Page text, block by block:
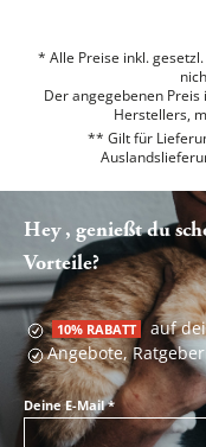
* Alle Preise inkl.
Der angegebenen
Herstellers,
** Gilt für
Hey , genießt du
Vorteile?
10% RABATT auf
Angebote,
Deine E-Mail*